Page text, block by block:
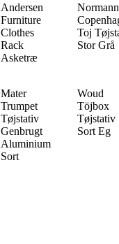
Andersen
Furniture
Clothes
Rack
Asketræ
Normann
Toj
Stor Grå
Mater
Trumpet
Tøjstativ
Genbrugt
Aluminium
Sort
Woud
Töjbox
Tøjstativ
Sort Eg